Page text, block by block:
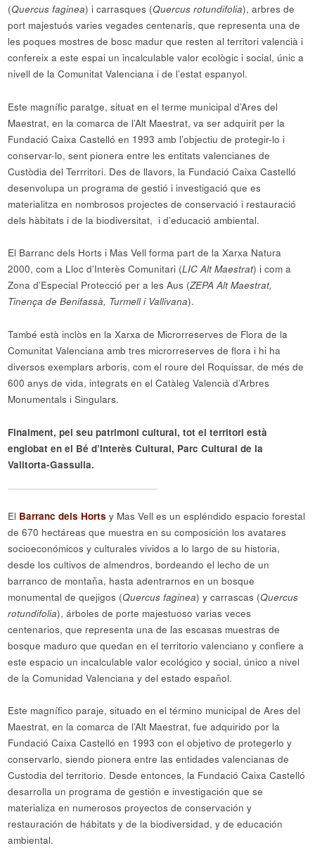
(Quercus faginea) i carrasques (Quercus rotundifolia), arbres de
port majestuós varies vegades centenaris, que representa una de
les poques mostres de bosc madur que resten al territori valencià i
confereix a este espai un incalculable valor ecològic i social, únic a
nivell de la Comunitat Valenciana i de l’estat espanyol.
Este magnífic paratge, situat en el terme municipal d’Ares del
Maestrat, en la comarca de l’Alt Maestrat, va ser adquirit per la
Fundació Caixa Castelló en 1993 amb l’objectiu de protegir-lo i
conservar-lo, sent pionera entre les entitats valencianes de
Custòdia del Terrritori. Des de llavors, la Fundació Caixa Castelló
desenvolupa un programa de gestió i investigació que es
materialitza en nombrosos projectes de conservació i restauració
dels hàbitats i de la biodiversitat, i d’educació ambiental.
El Barranc dels Horts i Mas Vell forma part de la Xarxa Natura
2000, com a Lloc d’Interès Comunitari (LIC Alt Maestrat) i com a
Zona d’Especial Protecció per a les Aus (ZEPA Alt Maestrat,
Tinença de Benifassà, Turmell i Vallivana).
També està inclòs en la Xarxa de Microrreserves de Flora de la
Comunitat Valenciana amb tres microrreserves de flora i hi ha
diversos exemplars arboris, com el roure del Roquissar, de més de
600 anys de vida, integrats en el Catàleg Valencià d’Arbres
Monumentals i Singulars.
Finalment, pel seu patrimoni cultural, tot el territori està
englobat en el Bé d’Interès Cultural, Parc Cultural de la
Valltorta-Gassulla.
El Barranc dels Horts y Mas Vell es un espléndido espacio forestal
de 670 hectáreas que muestra en su composición los avatares
socioeconómicos y culturales vividos a lo largo de su historia,
desde los cultivos de almendros, bordeando el lecho de un
barranco de montaña, hasta adentrarnos en un bosque
monumental de quejigos (Quercus faginea) y carrascas (Quercus
rotundifolia), árboles de porte majestuoso varias veces
centenarios, que representa una de las escasas muestras de
bosque maduro que quedan en el territorio valenciano y confiere a
este espacio un incalculable valor ecológico y social, único a nivel
de la Comunidad Valenciana y del estado español.
Este magnífico paraje, situado en el término municipal de Ares del
Maestrat, en la comarca de l’Alt Maestrat, fue adquirido por la
Fundació Caixa Castelló en 1993 con el objetivo de protegerlo y
conservarlo, siendo pionera entre las entidades valencianas de
Custodia del territorio. Desde entonces, la Fundació Caixa Castelló
desarrolla un programa de gestión e investigación que se
materializa en numerosos proyectos de conservación y
restauración de hábitats y de la biodiversidad, y de educación
ambiental.